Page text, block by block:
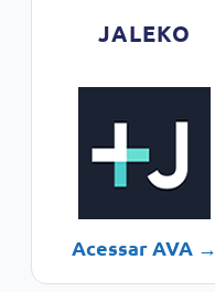
JALEKO
Acessar AVA →